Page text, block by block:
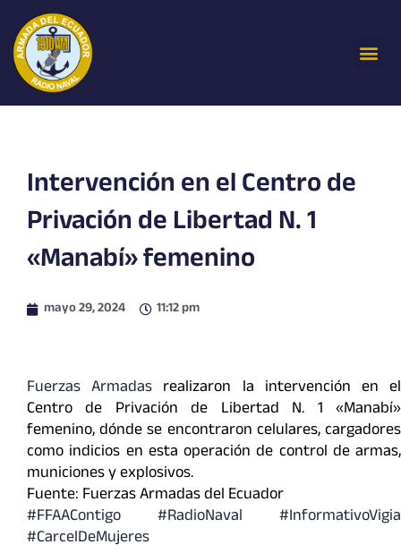
contenido
Intervención en el Centro de
Privación de Libertad N. 1
«Manabí» femenino
mayo 29, 2024 11:12 pm
Fuerzas Armadas realizaron la intervención en el
Centro de Privación de Libertad N. 1 «Manabí»
femenino, dónde se encontraron celulares, cargadores
como indicios en esta operación de control de armas,
municiones y explosivos.
Fuente: Fuerzas Armadas del Ecuador
#FFAAContigo #RadioNaval #InformativoVigia
#CarcelDeMujeres